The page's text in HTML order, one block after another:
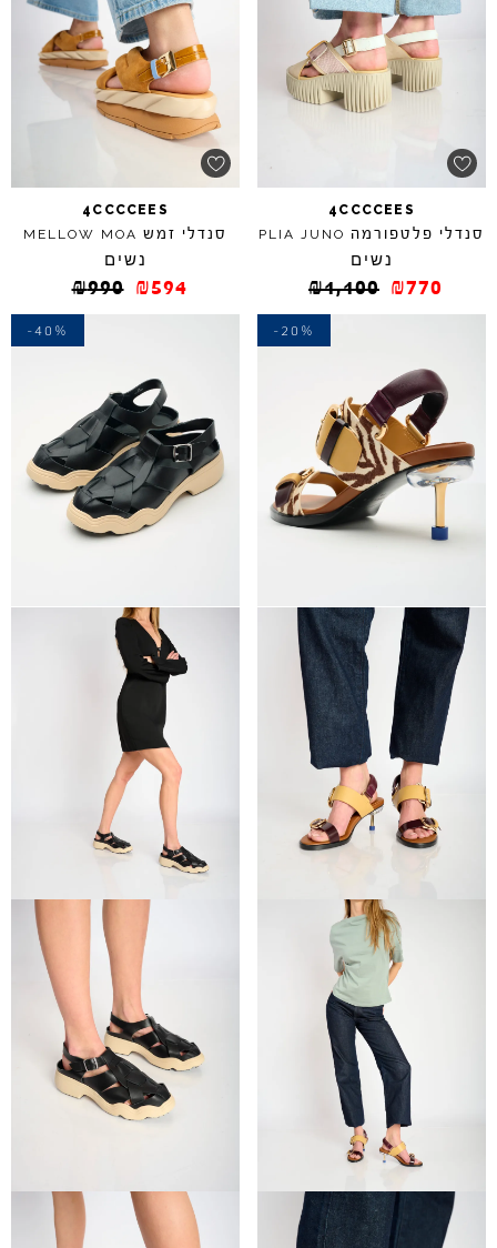
4CCCCEES
סנדלי פלטפורמה PLIA JUNO
נשים
₪1,100 ₪770
4CCCCEES
סנדלי זמש MELLOW MOA
נשים
₪990 ₪594
-20%
-40%